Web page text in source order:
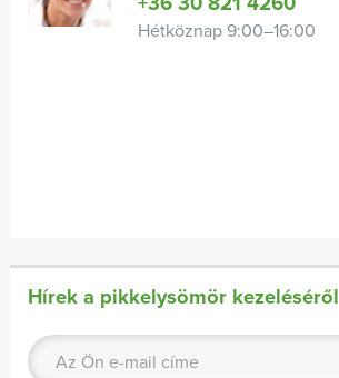
Hétköznap 9:00–16:00
Hírek a pikkelysömör kezeléséről